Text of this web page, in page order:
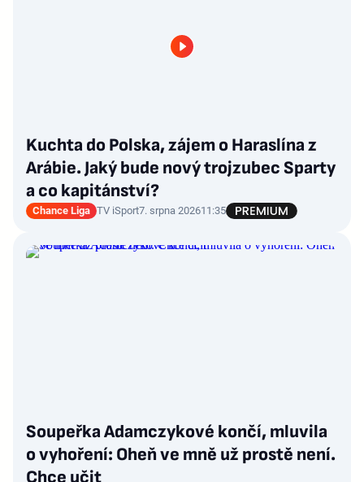
Kuchta do Polska, zájem o Haraslína z
Arábie. Jaký bude nový trojzubec Sparty
a co kapitánství?
Chance Liga TV iSport7. srpna 202611:35
Soupeřka Adamczykové končí, mluvila
o vyhoření: Oheň ve mně už prostě není.
Chce učit